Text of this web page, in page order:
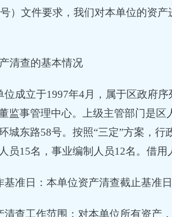
号）文件要求，我们对本单位的资
清查的基本情况
位成立于1997年4月，属于区政府
监事管理中心。上级主管部门是
城东路58号。按照“三定”方案，行
员15名，事业编制人员12名。借用
基准日：本单位资产清查截止基准日
清查工作范围：对本单位所有资产